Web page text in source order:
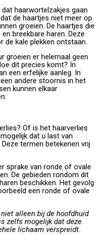
haarwortelzakjes gaan
de haartjes niet meer op
groeien. De haartjes die
breekbare haren. Deze
de kale plekken ontstaan.
groeien er helemaal geen
dit precies komt? In
een erfelijke aanleg. In
andere stoornis in het
kunnen elkaar
Of is het haarverlies
dat u last van
termen betekenen vrij
sprake van ronde of ovale
De gebieden rondom dit
beschikken. Het gevolg
een ronde of ovale
alleen bij de hoofdhuid
zelfs mogelijk dat deze
lichaam verspreidt.